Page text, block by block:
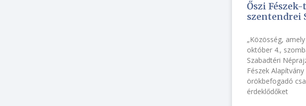
Őszi
szentendrei
„Közösség,
október 4.,
Szabadtéri
Fészek
örökbefogadó
érdeklődőket